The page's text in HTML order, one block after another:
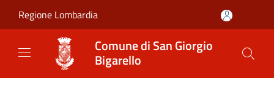
Regione Lombardia
Comune di San Giorgio
Bigarello